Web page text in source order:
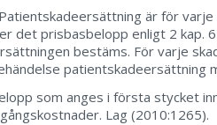
är för
det prisbasbelopp enligt 2 kap.
bestäms. För varje
patientskadeersättning
som anges i första stycket
Lag (2010:1265).